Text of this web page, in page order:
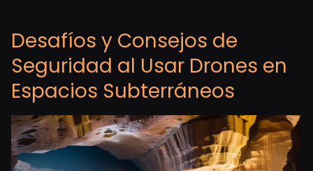
Desafíos y Consejos de
Seguridad al Usar Drones en
Espacios Subterráneos